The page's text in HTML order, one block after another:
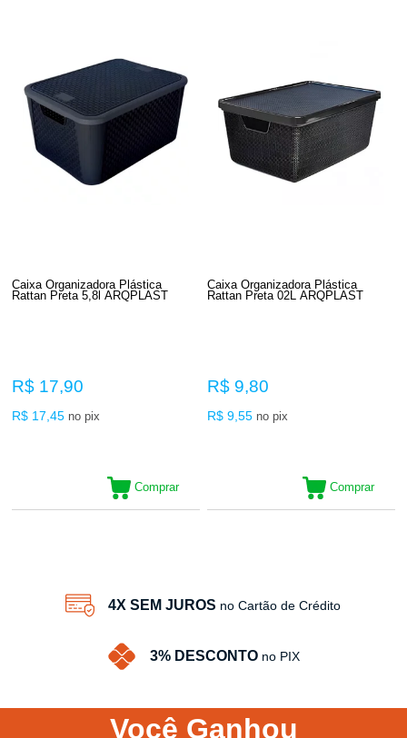
Caixa Organizadora Plástica
Rattan Preta 5,8l ARQPLAST
R$ 17,90
R$ 17,45 no pix
Comprar
Caixa Organizadora Plástica
Rattan Preta 02L ARQPLAST
R$ 9,80
R$ 9,55 no pix
Comprar
4X SEM JUROS no Cartão de Crédito
3% DESCONTO no PIX
Você Ganhou